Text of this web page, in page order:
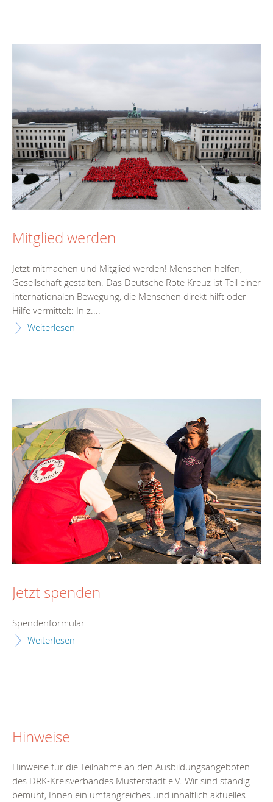
Mitglied werden
Jetzt mitmachen und Mitglied werden! Menschen helfen,
Gesellschaft gestalten. Das Deutsche Rote Kreuz ist Teil einer
internationalen Bewegung, die Menschen direkt hilft oder
Hilfe vermittelt: In z....
Weiterlesen
Jetzt spenden
Spendenformular
Weiterlesen
Hinweise
Hinweise für die Teilnahme an den Ausbildungsangeboten
des DRK-Kreisverbandes Musterstadt e.V. Wir sind ständig
bemüht, Ihnen ein umfangreiches und inhaltlich aktuelles